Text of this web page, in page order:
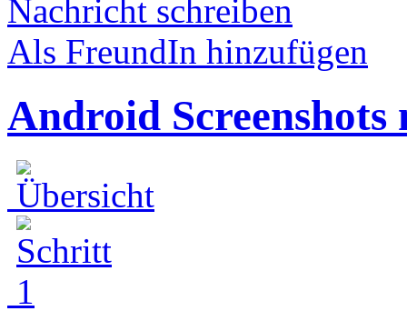
Nachricht schreiben
Als FreundIn hinzufügen
Android Screenshots